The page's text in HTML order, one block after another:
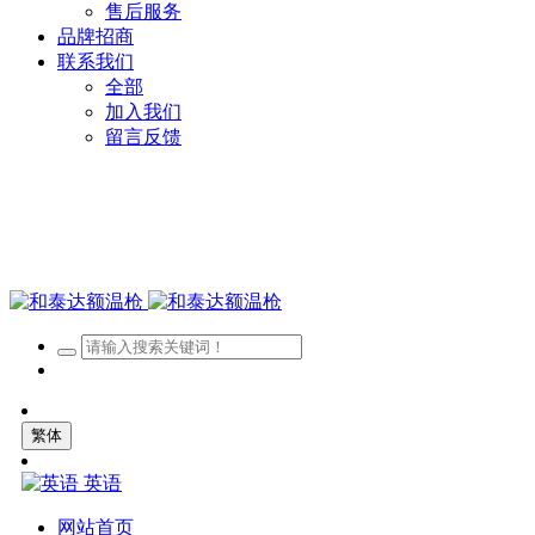
售后服务
品牌招商
联系我们
全部
加入我们
留言反馈
繁体
英语
网站首页